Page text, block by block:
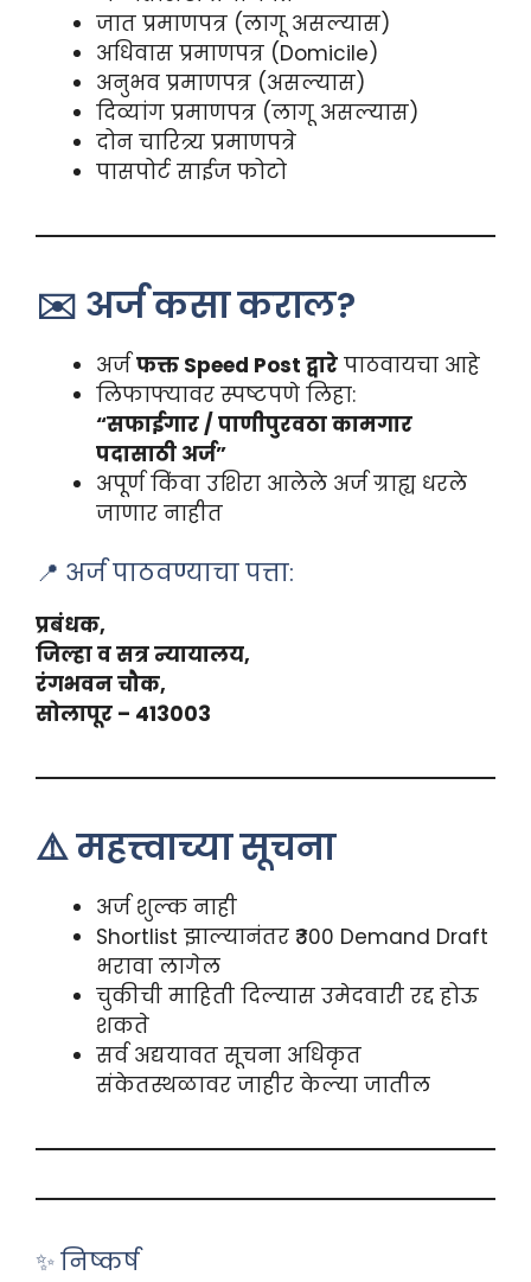
जात प्रमाणपत्र (लागू असल्यास)
अधिवास प्रमाणपत्र (Domicile)
अनुभव प्रमाणपत्र (असल्यास)
दिव्यांग प्रमाणपत्र (लागू असल्यास)
दोन चारित्र्य प्रमाणपत्रे
पासपोर्ट साईज फोटो
✉️ अर्ज कसा कराल?
अर्ज फक्त Speed Post द्वारे पाठवायचा आहे
लिफाफ्यावर स्पष्टपणे लिहा:
“सफाईगार / पाणीपुरवठा कामगार
पदासाठी अर्ज”
अपूर्ण किंवा उशिरा आलेले अर्ज ग्राह्य धरले
जाणार नाहीत
📍 अर्ज पाठवण्याचा पत्ता:
प्रबंधक,
जिल्हा व सत्र न्यायालय,
रंगभवन चौक,
सोलापूर – 413003
⚠️ महत्त्वाच्या सूचना
अर्ज शुल्क नाही
Shortlist झाल्यानंतर ₹300 Demand Draft
भरावा लागेल
चुकीची माहिती दिल्यास उमेदवारी रद्द होऊ
शकते
सर्व अद्ययावत सूचना अधिकृत
संकेतस्थळावर जाहीर केल्या जातील
✨ निष्कर्ष